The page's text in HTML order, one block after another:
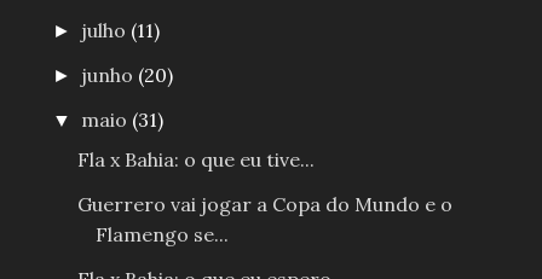
► julho (11)
► junho (20)
▼ maio (31)
Fla x Bahia: o que eu tive...
Guerrero vai jogar a Copa do Mundo e o
Flamengo se...